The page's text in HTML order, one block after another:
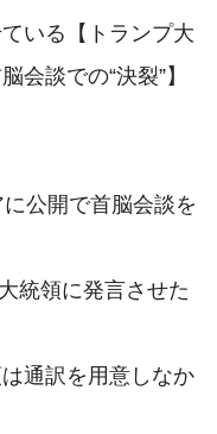
いる【トランプ大
会談での“決裂”】
公開で首脳会談を
統領に発言させた
通訳を用意しなか